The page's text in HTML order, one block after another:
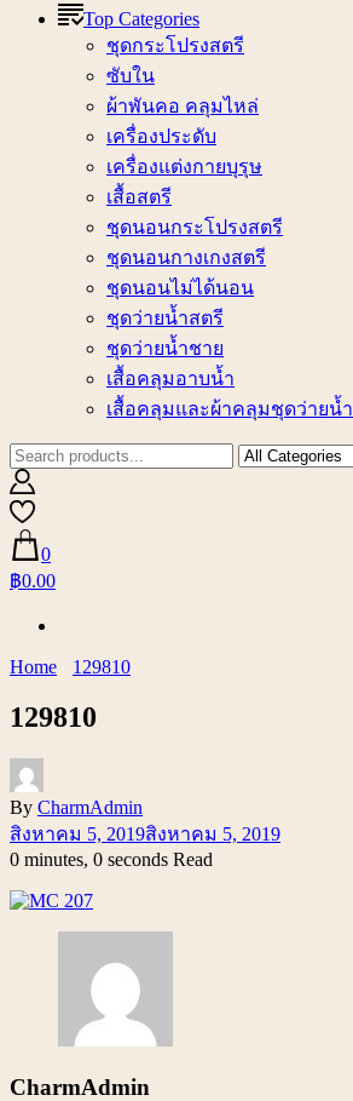
Top Categories
ชุดกระโปรงสตรี
ซับใน
ผ้าพันคอ คลุมไหล่
เครื่องประดับ
เครื่องแต่งกายบุรุษ
เสื้อสตรี
ชุดนอนกระโปรงสตรี
ชุดนอนกางเกงสตรี
ชุดนอนไม่ได้นอน
ชุดว่ายน้ำสตรี
ชุดว่ายน้ำชาย
เสื้อคลุมอาบน้ำ
เสื้อคลุมและผ้าคลุมชุดว่ายน้ำ
0
฿0.00
Home 129810
129810
By CharmAdmin
สิงหาคม 5, 2019สิงหาคม 5, 2019
0 minutes, 0 seconds Read
CharmAdmin